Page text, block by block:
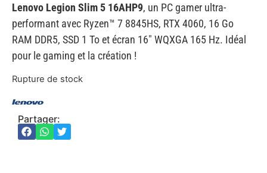
Lenovo Legion Slim 5 16AHP9, un PC gamer ultra-
performant avec Ryzen™ 7 8845HS, RTX 4060, 16 Go
RAM DDR5, SSD 1 To et écran 16″ WQXGA 165 Hz. Idéal
pour le gaming et la création !
Rupture de stock
Partager: